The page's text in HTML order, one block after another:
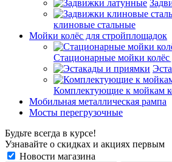
клиновые стальные
Мойки колёс для стройплощадок
Стационарные мойки
Комплектующие к мойкам
Мобильная металлическая рампа
Мосты перегрузочные
Будьте всегда в курсе!
Узнавайте о скидках и акциях первым
Новости магазина